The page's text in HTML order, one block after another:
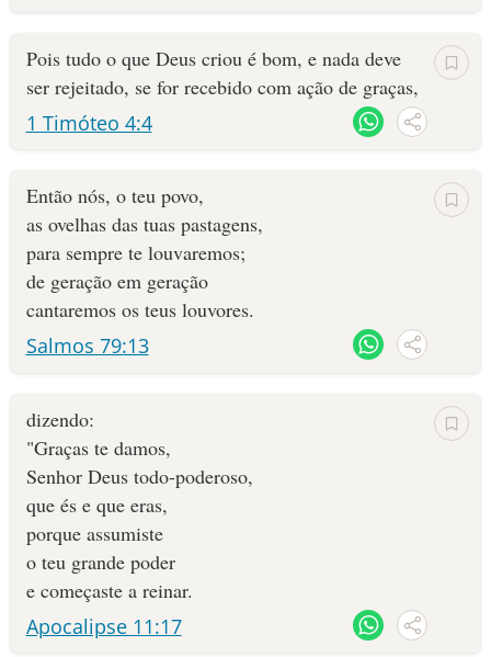
Pois tudo o que Deus criou é bom, e nada deve
ser rejeitado, se for recebido com ação de graças,
1 Timóteo 4:4
Então nós, o teu povo,
as ovelhas das tuas pastagens,
para sempre te louvaremos;
de geração em geração
cantaremos os teus louvores.
Salmos 79:13
dizendo:
"Graças te damos,
Senhor Deus todo-poderoso,
que és e que eras,
porque assumiste
o teu grande poder
e começaste a reinar.
Apocalipse 11:17